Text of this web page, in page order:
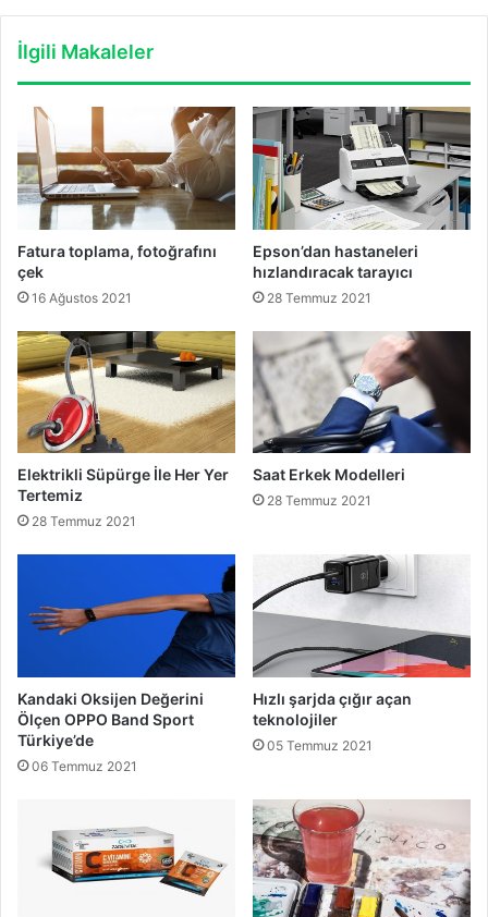
İlgili Makaleler
Fatura toplama, fotoğrafını
çek
16 Ağustos 2021
Epson’dan hastaneleri
hızlandıracak tarayıcı
28 Temmuz 2021
Elektrikli Süpürge İle Her Yer
Tertemiz
28 Temmuz 2021
Saat Erkek Modelleri
28 Temmuz 2021
Kandaki Oksijen Değerini
Ölçen OPPO Band Sport
Türkiye’de
06 Temmuz 2021
Hızlı şarjda çığır açan
teknolojiler
05 Temmuz 2021